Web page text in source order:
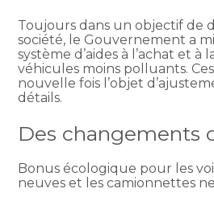
Toujours dans un objectif de
société, le Gouvernement a
système d’aides à l’achat et à
véhicules moins polluants.
nouvelle fois l’objet
détails.
Des changements
Bonus écologique pour les
neuves et les camionnettes